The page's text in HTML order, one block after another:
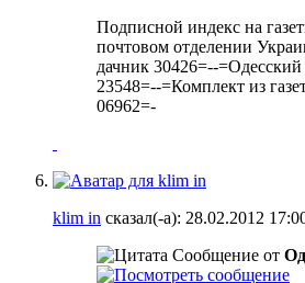
Подписной индекс на
почтовом отделении
дачник 30426=--
23548=--=Комплект из
06962=-
klim in сказал(-а): 28.02.2012
Сообщение от